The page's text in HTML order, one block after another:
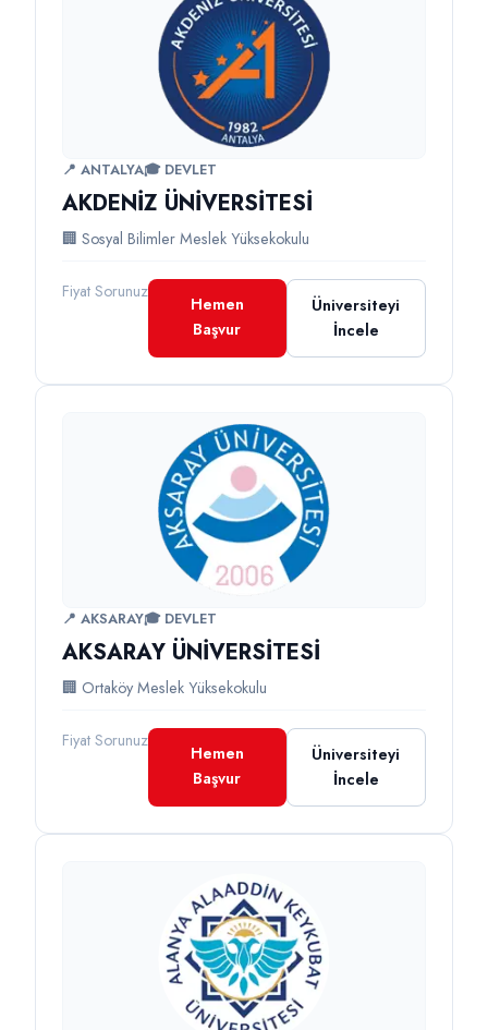
📍 ANTALYA🎓 DEVLET
AKDENİZ ÜNİVERSİTESİ
🏢 Sosyal Bilimler Meslek Yüksekokulu
Fiyat Sorunuz
Hemen
Başvur
Üniversiteyi
İncele
📍 AKSARAY🎓 DEVLET
AKSARAY ÜNİVERSİTESİ
🏢 Ortaköy Meslek Yüksekokulu
Fiyat Sorunuz
Hemen
Başvur
Üniversiteyi
İncele